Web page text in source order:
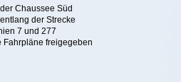
Chaussee Süd
der Strecke
7 und 277
Fahrpläne freigegeben